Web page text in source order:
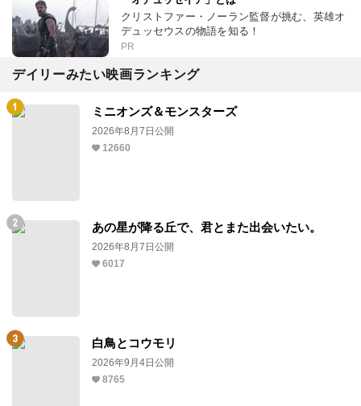
クリストファー・ノーラン監督が挑む、英雄オ
デュッセウスの物語を知る！
PR
デイリーみたい映画ランキング
ミニオンズ＆モンスターズ
2026年8月7日公開
12660
あの星が降る丘で、君とまた出会いたい。
2026年8月7日公開
6017
白鳥とコウモリ
2026年9月4日公開
8765